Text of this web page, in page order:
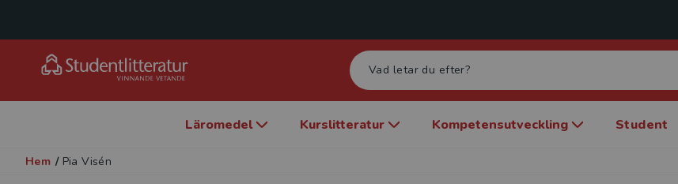
Läromedel Kurslitteratur Kompetensutveckling Student
Hem / Pia Visén